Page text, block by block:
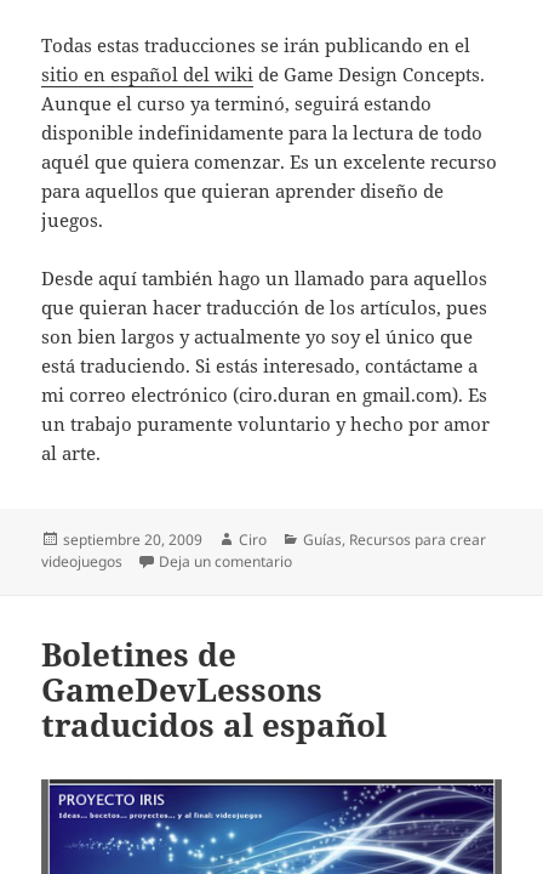
Todas estas traducciones se irán publicando en el
sitio en español del wiki de Game Design Concepts.
Aunque el curso ya terminó, seguirá estando
disponible indefinidamente para la lectura de todo
aquél que quiera comenzar. Es un excelente recurso
para aquellos que quieran aprender diseño de
juegos.
Desde aquí también hago un llamado para aquellos
que quieran hacer traducción de los artículos, pues
son bien largos y actualmente yo soy el único que
está traduciendo. Si estás interesado, contáctame a
mi correo electrónico (ciro.duran en gmail.com). Es
un trabajo puramente voluntario y hecho por amor
al arte.
Publicado
el
septiembre 20, 2009 Autor
Ciro Categorías
Guías, Recursos para crear
videojuegos
Deja un comentarioen Traducidos los cuatro primeros
Boletines de
GameDevLessons
traducidos al español